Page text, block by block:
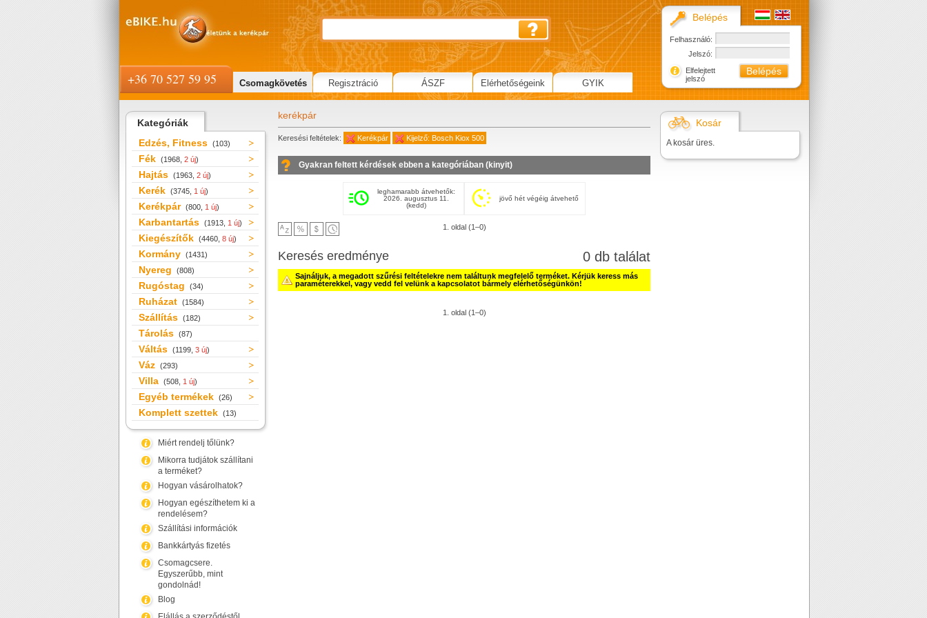
Kategóriák
Edzés, Fitness (103)
Fék (1968, 2 új)
Hajtás (1963, 2 új)
Kerék (3745, 1 új)
Kerékpár (800, 1 új)
Karbantartás (1913, 1 új)
Kiegészítők (4460, 8 új)
Kormány (1431)
Nyereg (808)
Rugóstag (34)
Ruházat (1584)
Szállítás (182)
Tárolás (87)
Váltás (1199, 3 új)
Váz (293)
Villa (508, 1 új)
Egyéb termékek (26)
Komplett szettek (13)
Miért rendelj tőlünk?
Mikorra tudjátok szállítani
a terméket?
Hogyan vásárolhatok?
Hogyan egészíthetem ki a
rendelésem?
Szállítási információk
Bankkártyás fizetés
Csomagcsere.
Egyszerűbb, mint
gondolnád!
Blog
kerékpár
Keresési feltételek: Kerékpár Kijelző: Bosch Kiox 500
Gyakran feltett kérdések ebben a kategóriában (kinyit)
leghamarabb átvehetők:
2026. augusztus 11.
(kedd)
jövő hét végéig átvehető
1. oldal (1–0)
0 db találat
Keresés eredménye
Sajnáljuk, a megadott szűrési feltételekre nem találtunk megfelelő terméket. Kérjük keress más
paraméterekkel, vagy vedd fel velünk a kapcsolatot bármely elérhetőségünkön!
1. oldal (1–0)
Kosár
A kosár üres.
Belépés
Felhasználó:
Jelszó:
Elfelejtett
jelszó
+36 70 527 59 95 Csomagkövetés Regisztráció ÁSZF Elérhetőségeink GYIK